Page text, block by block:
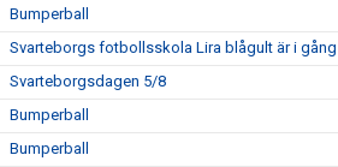
Bumperball
Svarteborgs fotbollsskola Lira blågult är i gång
Svarteborgsdagen 5/8
Bumperball
Bumperball